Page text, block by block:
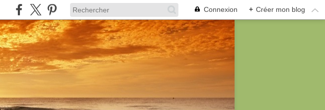
Connexion + Créer mon blog